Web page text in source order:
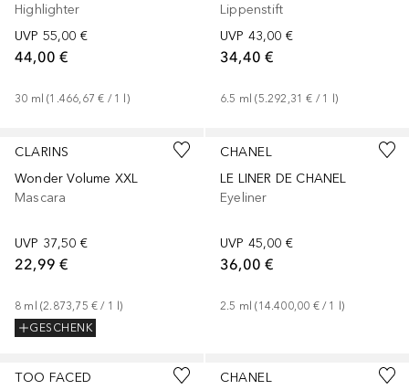
Highlighter
UVP 55,00 €
44,00 €
30 ml (1.466,67 € / 1 l)
Lippenstift
UVP 43,00 €
34,40 €
6.5 ml (5.292,31 € / 1 l)
CLARINS
Wonder Volume XXL
Mascara
UVP 37,50 €
22,99 €
8 ml (2.873,75 € / 1 l)
GESCHENK
CHANEL
LE LINER DE CHANEL
Eyeliner
UVP 45,00 €
36,00 €
2.5 ml (14.400,00 € / 1 l)
TOO FACED
CHANEL